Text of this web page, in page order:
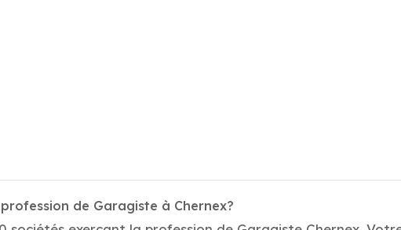
de Garagiste à Chernex?